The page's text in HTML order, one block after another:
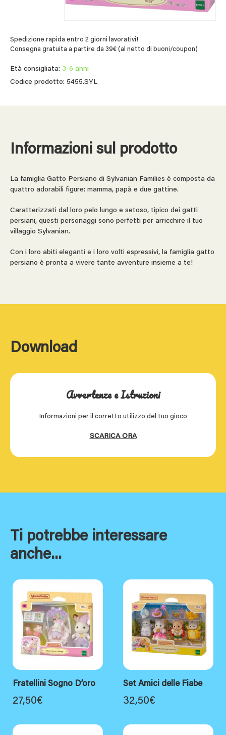
Spedizione rapida entro 2 giorni lavorativi!
Consegna gratuita a partire da 39€ (al netto di buoni/coupon)
Età consigliata: 3-6 anni
Codice prodotto: 5455.SYL
Informazioni sul prodotto
La famiglia Gatto Persiano di Sylvanian Families è composta da
quattro adorabili figure: mamma, papà e due gattine.
Caratterizzati dal loro pelo lungo e setoso, tipico dei gatti
persiani, questi personaggi sono perfetti per arricchire il tuo
villaggio Sylvanian.
Con i loro abiti eleganti e i loro volti espressivi, la famiglia gatto
persiano è pronta a vivere tante avventure insieme a te!
Download
Avvertenze e Istruzioni
Informazioni per il corretto utilizzo del tuo gioco
SCARICA ORA
Ti potrebbe interessare
anche...
Fratellini Sogno D’oro
27,50€
Set Amici delle Fiabe
32,50€